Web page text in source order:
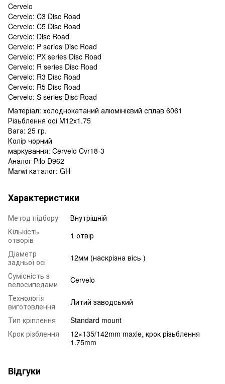
Cervelo
Cervelo: C3 Disc Road
Cervelo: C5 Disc Road
Cervelo: Disc Road
Cervelo: P series Disc Road
Cervelo: PX series Disc Road
Cervelo: R series Disc Road
Cervelo: R3 Disc Road
Cervelo: R5 Disc Road
Cervelo: S series Disc Road
Матеріал: холоднокатаний алюмінієвий сплав 6061
Різьблення осі M12x1.75
Вага: 25 гр.
Колір чорний
маркування: Cervelo Cvr18-3
Аналог Pilo D962
Marwi каталог: GH
Характеристики
Метод підбору
Внутрішній
Кількість
отворів
1 отвір
Діаметр
задньої осі
12мм (наскрізна вісь )
Сумісність з
велосипедами
Cervelo
Технологія
виготовлення
Литий заводський
Тип кріплення
Standard mount
Крок різблення
12×135/142mm maxle, крок різьблення
1.75mm
Відгуки